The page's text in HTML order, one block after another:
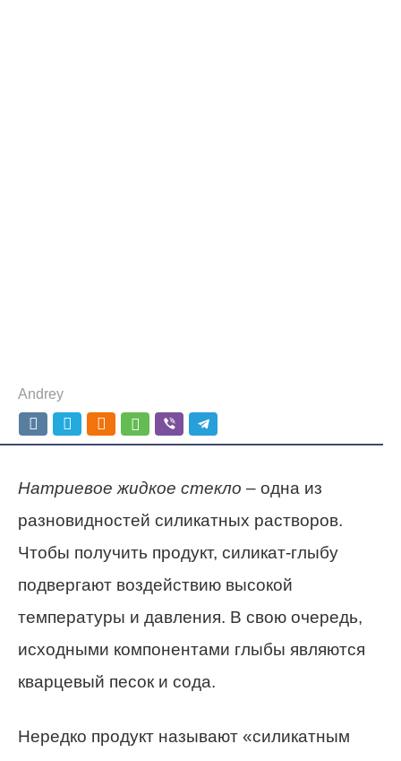
Andrey
Натриевое жидкое стекло – одна из
разновидностей силикатных растворов.
Чтобы получить продукт, силикат-глыбу
подвергают воздействию высокой
температуры и давления. В свою очередь,
исходными компонентами глыбы являются
кварцевый песок и сода.
Нередко продукт называют «силикатным